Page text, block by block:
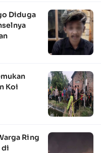
Diduga
Koi
Ring
di